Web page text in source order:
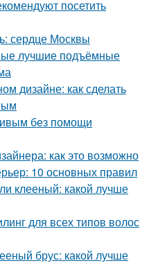
посетить
сердце Москвы
лучшие подъёмные
дизайне: как сделать
без помощи
как это возможно
10 основных правил
клееный: какой лучше
для всех типов волос
брус: какой лучше